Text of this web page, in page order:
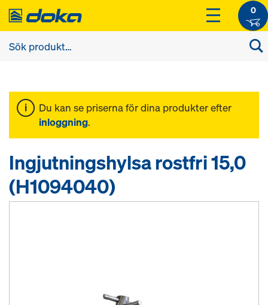
0
Du kan se priserna för dina produkter efter
inloggning.
Ingjutningshylsa rostfri 15,0
(H1094040)